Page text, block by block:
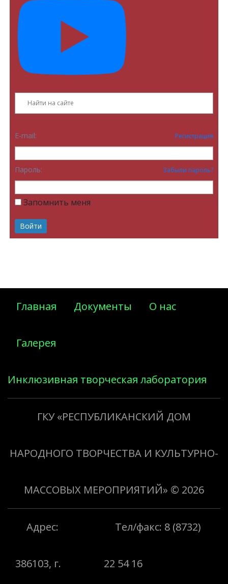
E-mail: Регистрация
Пароль: Забыли пароль?
Запомнить меня
Главная Документы О нас
Галерея
Инклюзивная творческая лаборатория
«Творить добро»
ГКУ «РЕСПУБЛИКАНСКИЙ ДОМ
НАРОДНОГО ТВОРЧЕСТВА И КУЛЬТУРНО-
МАССОВЫХ МЕРОПРИЯТИЙ» © 2026
Адрес:
386103, г.
Тел/факс: 8 (8732)
22 54 16